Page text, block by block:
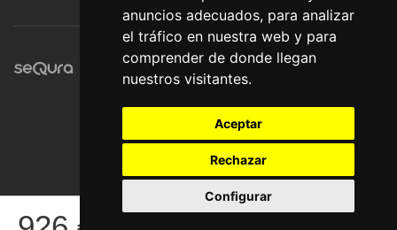
anuncios adecuados, para analizar
el tráfico en nuestra web y para
comprender de donde llegan
nuestros visitantes.
Aceptar
Rechazar
Configurar
© Pronorte Sonido SL. Todos los derechos reservados.